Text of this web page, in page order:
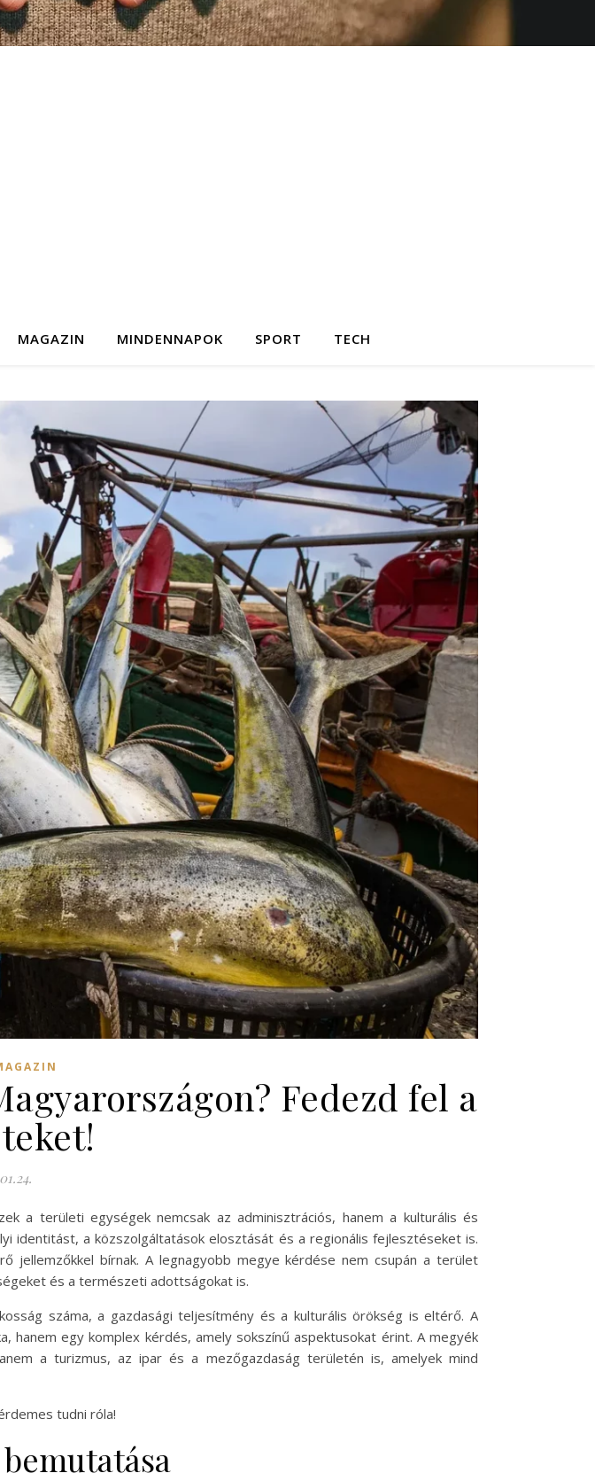
MAGAZIN MINDENNAPOK SPORT TECH
Fedezd fel a
a területi egységek nemcsak az adminisztrációs, hanem a kulturális és
identitást, a közszolgáltatások elosztását és a regionális fejlesztéseket is.
jellemzőkkel bírnak. A legnagyobb megye kérdése nem csupán a terület
és a természeti adottságokat is.
száma, a gazdasági teljesítmény és a kulturális örökség is eltérő. A
egy komplex kérdés, amely sokszínű aspektusokat érint. A megyék
a turizmus, az ipar és a mezőgazdaság területén is, amelyek mind
tudni róla!